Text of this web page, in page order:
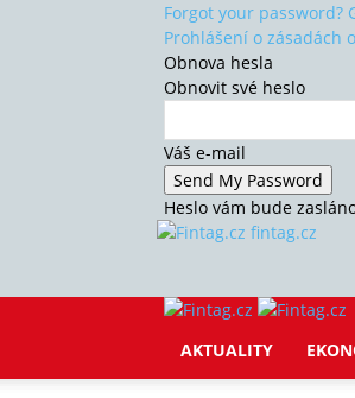
Forgot your password?
Prohlášení o zásadách
Obnova hesla
Obnovit své heslo
Váš e-mail
Heslo vám bude
fintag.cz
AKTUALITY